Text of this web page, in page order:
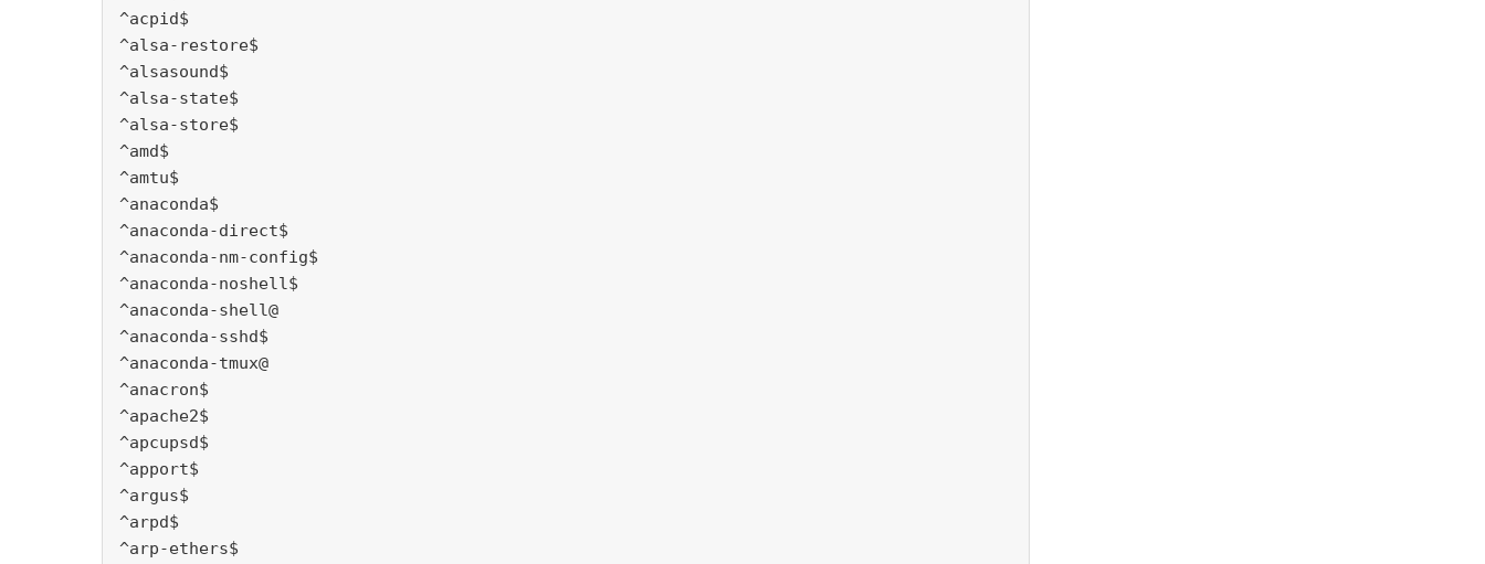
^acpid$
^alsa-restore$
^alsasound$
^alsa-state$
^alsa-store$
^amd$
^amtu$
^anaconda$
^anaconda-direct$
^anaconda-nm-config$
^anaconda-noshell$
^anaconda-shell@
^anaconda-sshd$
^anaconda-tmux@
^anacron$
^apache2$
^apcupsd$
^apport$
^argus$
^arpd$
^arp-ethers$